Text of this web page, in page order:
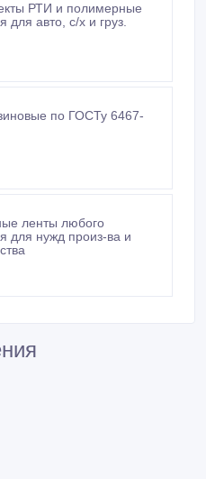
РТИ и полимерные
для авто, с/х и груз.
по ГОСТу 6467-
ленты любого
для нужд произ-ва и